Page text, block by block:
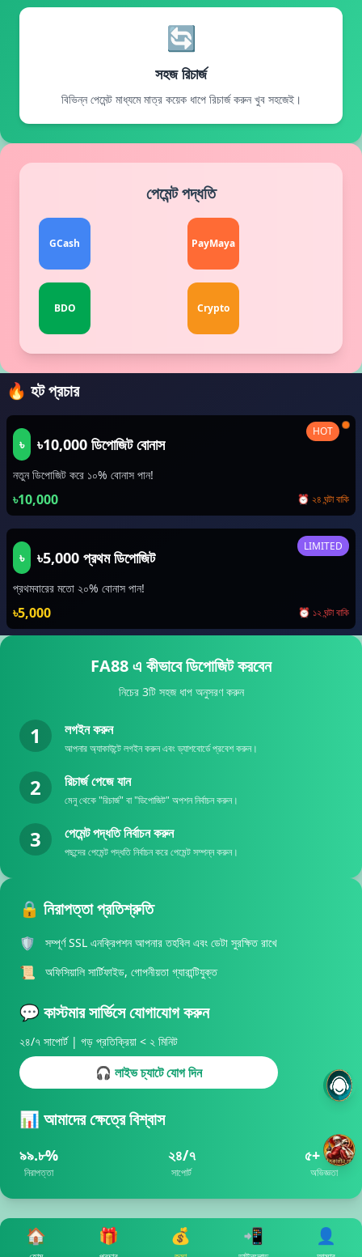
🔄
সহজ রিচার্জ
বিভিন্ন পেমেন্ট মাধ্যমে মাত্র কয়েক ধাপে রিচার্জ করুন খুব সহজেই।
পেমেন্ট পদ্ধতি
GCash PayMaya
BDO Crypto
🔥 হট প্রচার
HOT
৳ ৳10,000 ডিপোজিট বোনাস
নতুন ডিপোজিট করে ১০% বোনাস পান!
৳10,000 ⏰ ২৪ ঘন্টা বাকি
LIMITED
৳ ৳5,000 প্রথম ডিপোজিট
প্রথমবারের মতো ২০% বোনাস পান!
৳5,000 ⏰ ১২ ঘন্টা বাকি
FA88 এ কীভাবে ডিপোজিট করবেন
নিচের 3টি সহজ ধাপ অনুসরণ করুন
1 লগইন করুন
আপনার অ্যাকাউন্টে লগইন করুন এবং ড্যাশবোর্ডে প্রবেশ করুন।
2 রিচার্জ পেজে যান
মেনু থেকে "রিচার্জ" বা "ডিপোজিট" অপশন নির্বাচন করুন।
3 পেমেন্ট পদ্ধতি নির্বাচন করুন
পছন্দের পেমেন্ট পদ্ধতি নির্বাচন করে পেমেন্ট সম্পন্ন করুন।
🔒 নিরাপত্তা প্রতিশ্রুতি
🛡️ সম্পূর্ণ SSL এনক্রিপশন আপনার তহবিল এবং ডেটা সুরক্ষিত রাখে
📜 অফিসিয়ালি সার্টিফাইড, গোপনীয়তা গ্যারান্টিযুক্ত
💬 কাস্টমার সার্ভিসে যোগাযোগ করুন
২৪/৭ সাপোর্ট | গড় প্রতিক্রিয়া < ২ মিনিট
🎧 লাইভ চ্যাটে যোগ দিন
📊 আমাদের ক্ষেত্রে বিশ্বাস
৯৯.৮%
নিরাপত্তা
২৪/৭
সাপোর্ট
৫+ বছর
অভিজ্ঞতা
🏠 🎁 💰 📲 👤